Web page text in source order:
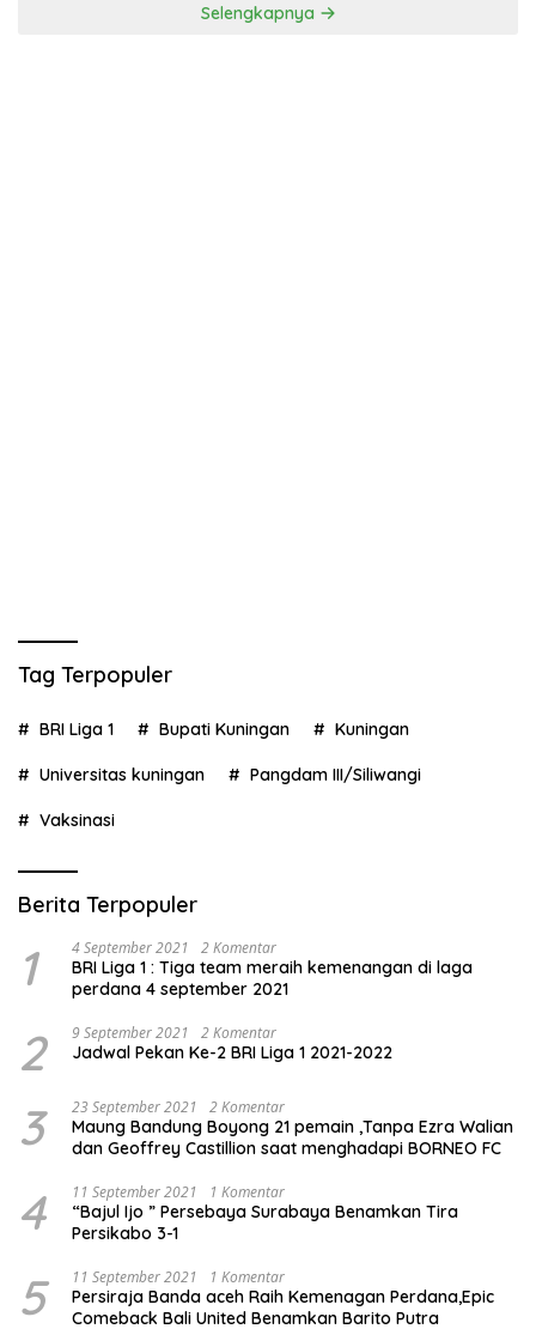
Selengkapnya
Tag Terpopuler
BRI Liga 1 Bupati Kuningan Kuningan
Universitas kuningan Pangdam III/Siliwangi
Vaksinasi
Berita Terpopuler
1 4 September 2021 2 Komentar
BRI Liga 1 : Tiga team meraih kemenangan di laga
perdana 4 september 2021
2 9 September 2021 2 Komentar
Jadwal Pekan Ke-2 BRI Liga 1 2021-2022
3 23 September 2021 2 Komentar
Maung Bandung Boyong 21 pemain ,Tanpa Ezra Walian
dan Geoffrey Castillion saat menghadapi BORNEO FC
4 11 September 2021 1 Komentar
“Bajul Ijo ” Persebaya Surabaya Benamkan Tira
Persikabo 3-1
5 11 September 2021 1 Komentar
Persiraja Banda aceh Raih Kemenagan Perdana,Epic
Comeback Bali United Benamkan Barito Putra